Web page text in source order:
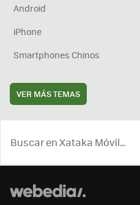
Android
iPhone
Smartphones Chinos
VER MÁS TEMAS